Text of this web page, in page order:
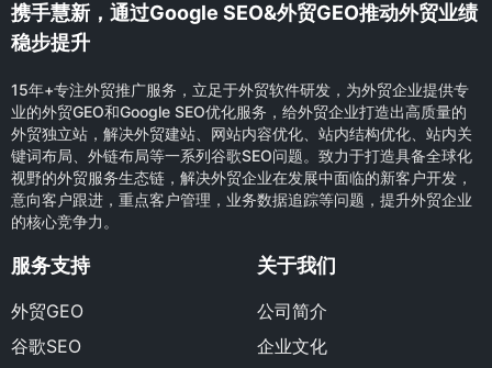
携手慧新，通过Google SEO&外贸GEO推动外贸业绩
稳步提升
15年+专注外贸推广服务，立足于外贸软件研发，为外贸企业提供专
业的外贸GEO和Google SEO优化服务，给外贸企业打造出高质量的
外贸独立站，解决外贸建站、网站内容优化、站内结构优化、站内关
键词布局、外链布局等一系列谷歌SEO问题。致力于打造具备全球化
视野的外贸服务生态链，解决外贸企业在发展中面临的新客户开发，
意向客户跟进，重点客户管理，业务数据追踪等问题，提升外贸企业
的核心竞争力。
服务支持
外贸GEO
谷歌SEO
关于我们
公司简介
企业文化